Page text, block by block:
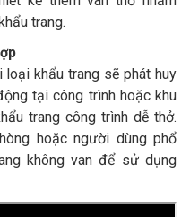
trang.
khẩu trang sẽ phát huy
tại công trình hoặc khu
trang công trình dễ thở.
hoặc người dùng phổ
không van để sử dụng